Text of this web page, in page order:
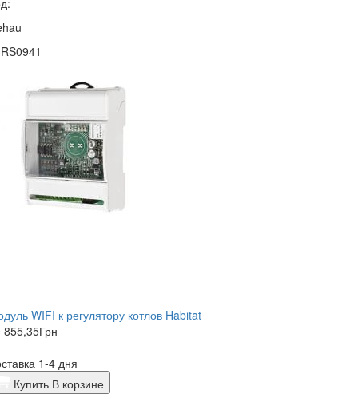
WIFI к регулятору котлов Habitat
855,35Грн
1-4 дня
Купить В корзине